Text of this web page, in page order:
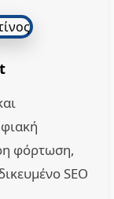
φόρτωση,
SEO